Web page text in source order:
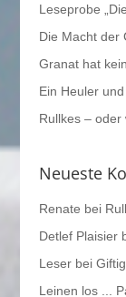
Leseprobe
Die Macht der
Granat hat
Ein Heuler
Rullkes – oder
Neueste
Renate bei
Detlef Plaisier
Leserbei
Leinen los ...